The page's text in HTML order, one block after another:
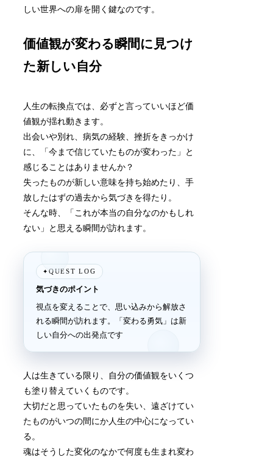
しい世界への扉を開く鍵なのです。
価値観が変わる瞬間に見つけ
た新しい自分
人生の転換点では、必ずと言っていいほど価
値観が揺れ動きます。
出会いや別れ、病気の経験、挫折をきっかけ
に、「今まで信じていたものが変わった」と
感じることはありませんか？
失ったものが新しい意味を持ち始めたり、手
放したはずの過去から気づきを得たり。
そんな時、「これが本当の自分なのかもしれ
ない」と思える瞬間が訪れます。
✦QUEST LOG
気づきのポイント
視点を変えることで、思い込みから解放さ
れる瞬間が訪れます。「変わる勇気」は新
しい自分への出発点です
人は生きている限り、自分の価値観をいくつ
も塗り替えていくものです。
大切だと思っていたものを失い、遠ざけてい
たものがいつの間にか人生の中心になってい
る。
魂はそうした変化のなかで何度も生まれ変わ